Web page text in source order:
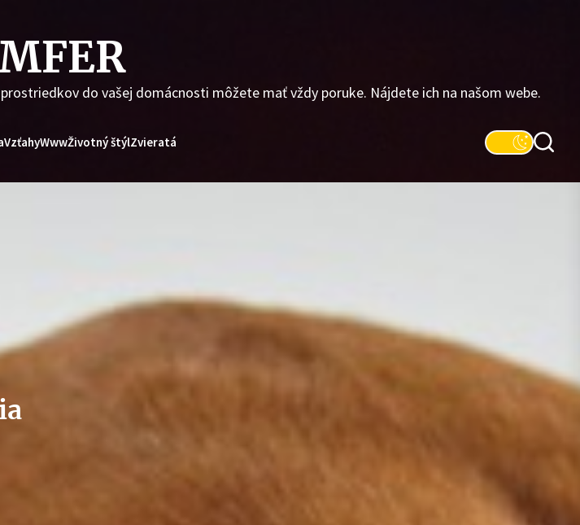
do vašej domácnosti môžete mať vždy poruke. Nájdete ich na našom webe.
VzťahyWwwŽivotný štýlZvieratá